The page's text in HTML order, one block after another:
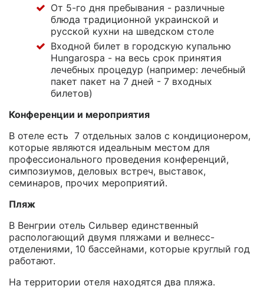
От 5-го дня пребывания - различные
блюда традиционной украинской и
русской кухни на шведском столе
Входной билет в городскую купальню
Hungarospa - на весь срок принятия
лечебных процедур (например: лечебный
пакет пакет на 7 дней - 7 входных
билетов)
Конференции и мероприятия
В отеле есть 7 отдельных залов с кондиционером,
которые являются идеальным местом для
профессионального проведения конференций,
симпозиумов, деловых встреч, выставок,
семинаров, прочих мероприятий.
Пляж
В Венгрии отель Сильвер единственный
распологающий двумя пляжами и велнесс-
отделениями, 10 бассейнами, которые круглый год
работают.
На территории отеля находятся два пляжа.